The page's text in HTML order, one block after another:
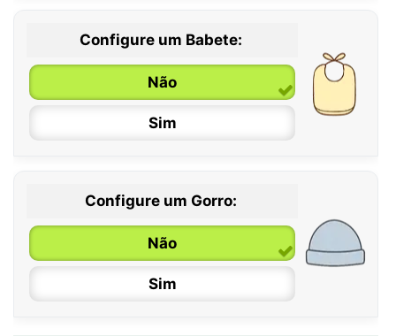
Configure um Babete:
Não
Sim
Configure um Gorro:
Não
Sim